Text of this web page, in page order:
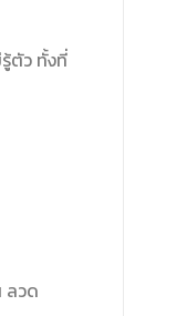
ตัว ทั้งที่
ลวด